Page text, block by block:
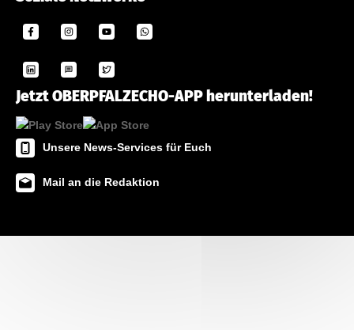
Jetzt OBERPFALZECHO-APP herunterladen!
Unsere News-Services für Euch
Mail an die Redaktion